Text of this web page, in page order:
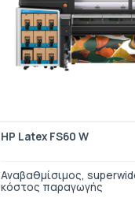
HP Latex FS60 W
Αναβαθμίσιμος,
κόστος παραγωγής